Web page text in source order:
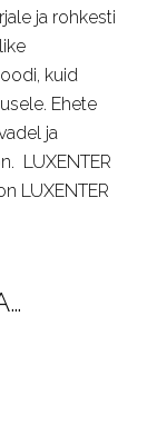
ja rohkesti
kuid
Ehete
ja
LUXENTER
LUXENTER